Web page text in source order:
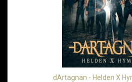
dArtagnan - Helden X